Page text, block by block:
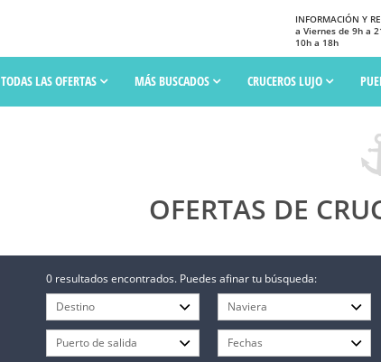
INFORMACIÓN Y
a Viernes de 9h a
10h a 18h
TODAS LAS OFERTAS MÁS BUSCADOS CRUCEROS LUJO
OFERTAS DE
0 resultados encontrados. Puedes afinar tu búsqueda: